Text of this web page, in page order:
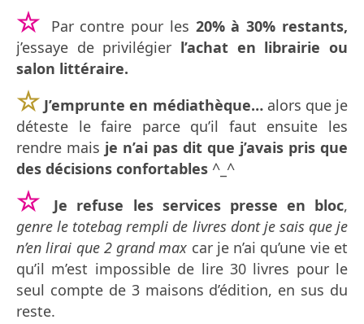
☆ Par contre pour les 20% à 30% restants,
j’essaye de privilégier l’achat en librairie ou
salon littéraire.
☆ J’emprunte en médiathèque… alors que je
déteste le faire parce qu’il faut ensuite les
rendre mais je n’ai pas dit que j’avais pris que
des décisions confortables ^_^
☆ Je refuse les services presse en bloc,
genre le totebag rempli de livres dont je sais que je
n’en lirai que 2 grand max car je n’ai qu’une vie et
qu’il m’est impossible de lire 30 livres pour le
seul compte de 3 maisons d’édition, en sus du
reste.